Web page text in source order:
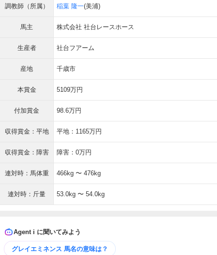
調教師（所属） 稲葉 隆一(美浦)
馬主 株式会社 社台レースホース
生産者 社台フアーム
産地 千歳市
本賞金 5109万円
付加賞金 98.6万円
収得賞金：平地 平地：1165万円
収得賞金：障害 障害：0万円
連対時：馬体重 466kg 〜 476kg
連対時：斤量 53.0kg 〜 54.0kg
Agent i に聞いてみよう
グレイエミネンス 馬名の意味は？